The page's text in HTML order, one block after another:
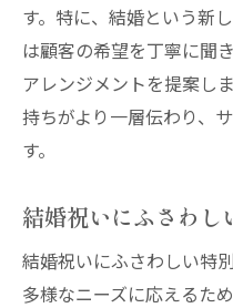
す。特に、結婚という新
は顧客の希望を丁寧に聞
アレンジメントを提案し
持ちがより一層伝わり、
す。
結婚祝いにふさわし
結婚祝いにふさわしい特
多様なニーズに応えるた